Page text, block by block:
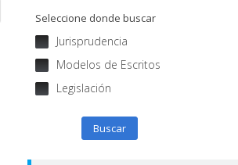
Seleccione donde buscar
Jurisprudencia
Modelos de Escritos
Legislación
Buscar